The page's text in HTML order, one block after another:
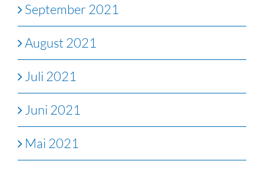
September 2021
August 2021
Juli 2021
Juni 2021
Mai 2021